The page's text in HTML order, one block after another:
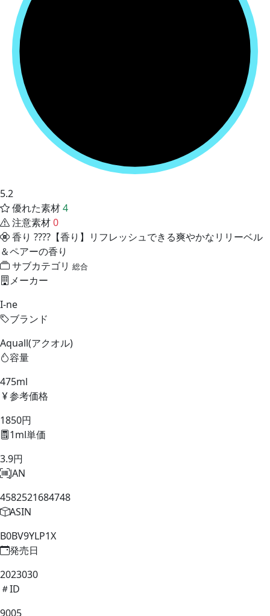
5.2
優れた素材4
注意素材0
香り ????【香り】リフレッシュできる爽やかなリリーベル
＆ペアーの香り
サブカテゴリ 総合
メーカー
I-ne
ブランド
Aquall(アクオル)
容量
475ml
参考価格
1850円
1ml単価
3.9円
JAN
4582521684748
ASIN
B0BV9YLP1X
発売日
2023030
ID
9005